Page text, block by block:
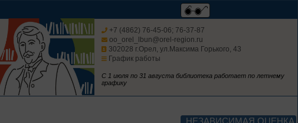
+7 (4862) 76-45-06; 76-37-87
oo_orel_lbun@orel-region.ru
302028 г.Орел, ул.Максима Горького, 43
График работы
С 1 июля по 31 августа библиотека работает по летнему
графику
НЕЗАВИСИМАЯ ОЦЕНКА
Полёт над
столетиями
460 лет основания города
Леонид Андреев: